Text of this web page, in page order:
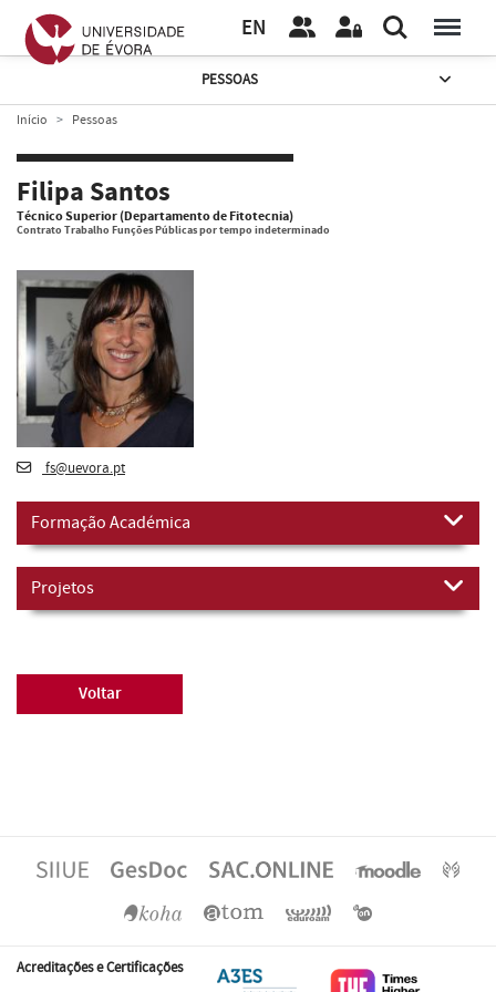
EN
PESSOAS
Início Pessoas
Filipa Santos
Técnico Superior (Departamento de Fitotecnia)
Contrato Trabalho Funções Públicas por tempo indeterminado
fs@uevora.pt
Formação Académica
Projetos
Voltar
Acreditações e Certificações